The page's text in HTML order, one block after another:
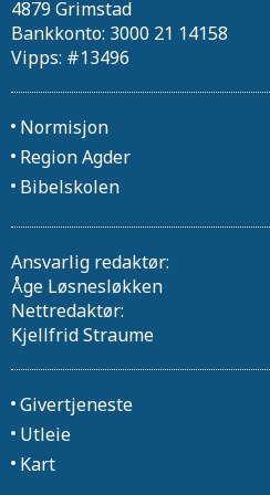
4879 Grimstad
Bankkonto: 3000 21 14158
Vipps: #13496
Normisjon
Region Agder
Bibelskolen
Ansvarlig redaktør:
Åge Løsnesløkken
Nettredaktør:
Kjellfrid Straume
Givertjeneste
Utleie
Kart